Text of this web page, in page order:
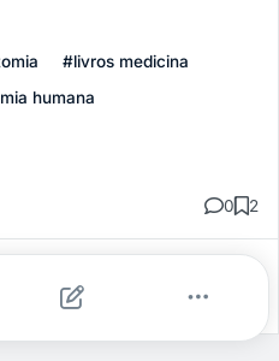
#livros medicina
humana
0 2
Salvar